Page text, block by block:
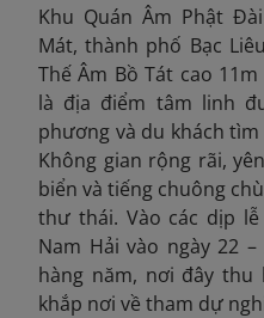
Khu Quán Âm Phật
Mát, thành phố Bạc
Thế Âm Bồ Tát cao
là địa điểm tâm linh
phương và du khách
Không gian rộng rãi,
biển và tiếng chuông
thư thái. Vào các dịp
Nam Hải vào ngày 22
hàng năm, nơi đây
khắp nơi về tham dự